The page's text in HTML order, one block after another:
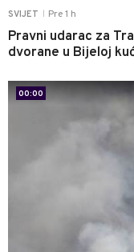
SVIJET Pre 1 h
Pravni udarac za
dvorane u Bijeloj
00:00